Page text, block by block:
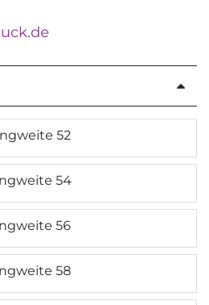
52
54
56
58